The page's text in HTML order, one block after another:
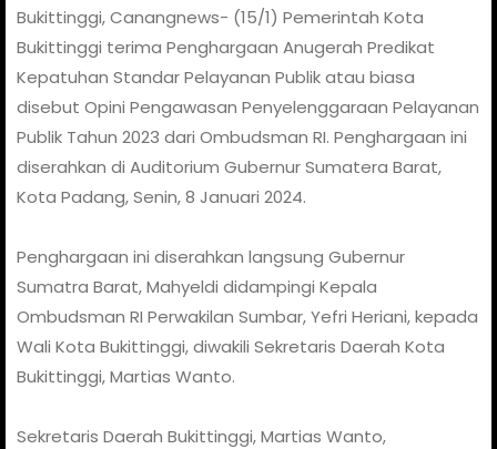
Bukittinggi, Canangnews- (15/1) Pemerintah Kota
Bukittinggi terima Penghargaan Anugerah Predikat
Kepatuhan Standar Pelayanan Publik atau biasa
disebut Opini Pengawasan Penyelenggaraan Pelayanan
Publik Tahun 2023 dari Ombudsman RI. Penghargaan ini
diserahkan di Auditorium Gubernur Sumatera Barat,
Kota Padang, Senin, 8 Januari 2024.
Penghargaan ini diserahkan langsung Gubernur
Sumatra Barat, Mahyeldi didampingi Kepala
Ombudsman RI Perwakilan Sumbar, Yefri Heriani, kepada
Wali Kota Bukittinggi, diwakili Sekretaris Daerah Kota
Bukittinggi, Martias Wanto.
Sekretaris Daerah Bukittinggi, Martias Wanto,